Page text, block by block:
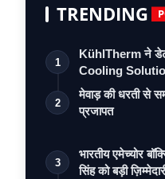
TRENDING
1
KühlTherm ने
Cooling
2
मेवाड़ की धरती से
प्रजापत
3
भारतीय एमेच्योर
सिंह को बड़ी